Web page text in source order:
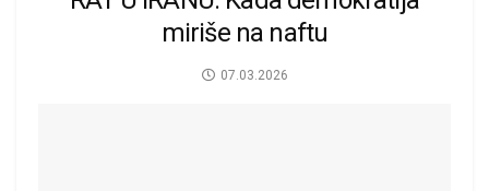
miriše na naftu
07.03.2026